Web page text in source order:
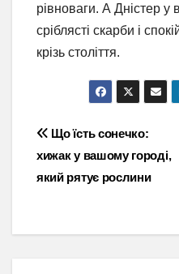
рівноваги. А Дністер у
сріблясті скарби і
крізь століття.
Навігація
записів
Що їсть сонечко:
хижак у вашому городі,
який рятує рослини